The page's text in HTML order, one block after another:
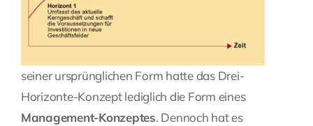
seiner ursprünglichen Form hatte das Drei-
Horizonte-Konzept lediglich die Form eines
Management-Konzeptes. Dennoch hat es